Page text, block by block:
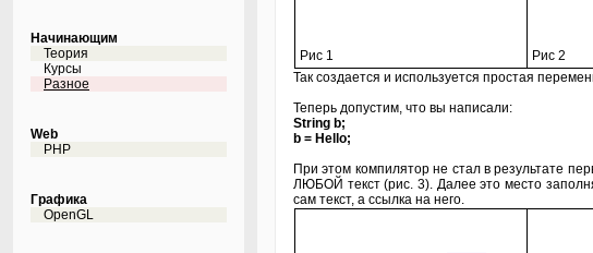
Начинающим
Теория
Курсы
Разное
Web
PHP
Графика
OpenGL
Рис 1
Рис 2
Так создается и используется простая
Теперь допустим, что вы написали:
String b;
b = Hello;
При этом компилятор не стал в результате
ЛЮБОЙ текст (рис. 3). Далее это место
сам текст, а ссылка на него.